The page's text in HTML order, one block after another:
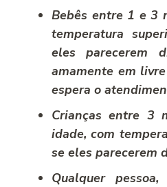
Bebês entre 1 e 3
temperatura
eles parecerem
amamente em
espera o
Crianças entre 3
idade, com
se eles parecerem
Qualquer